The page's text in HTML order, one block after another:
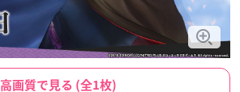
高画質で見る (全1枚)